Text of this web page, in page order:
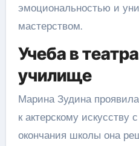
эмоциональностью и
мастерством.
Учеба в
училище
Марина Зудина
к актерскому искусству
окончания школы она